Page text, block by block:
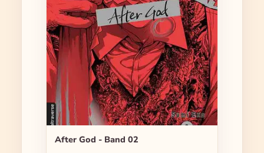
After God - Band 02